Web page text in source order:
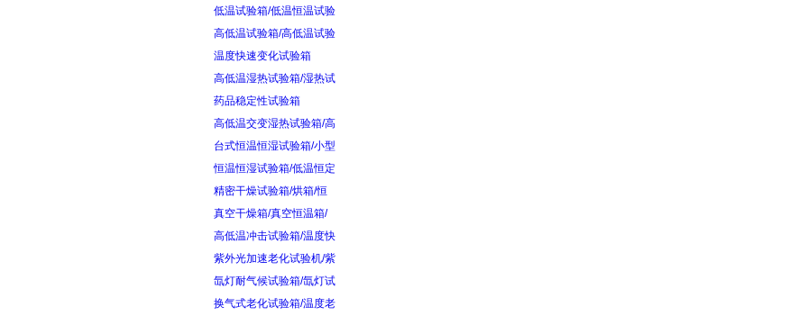
低温试验箱/低温恒温试验
高低温试验箱/高低温试验
温度快速变化试验箱
高低温湿热试验箱/湿热试
药品稳定性试验箱
高低温交变湿热试验箱/高
台式恒温恒湿试验箱/小型
恒温恒湿试验箱/低温恒定
精密干燥试验箱/烘箱/恒
真空干燥箱/真空恒温箱/
高低温冲击试验箱/温度快
紫外光加速老化试验机/紫
氙灯耐气候试验箱/氙灯试
换气式老化试验箱/温度老